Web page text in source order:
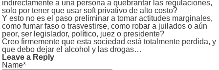
indirectamente a una persona a quebrantar las regulaciones,
solo por tener que usar soft privativo de alto costo?
Y esto no es el paso preliminar a tomar actitudes marginales,
como fumar faso o trasvestirse, como robar a juilados o aún
peor, ser legislador, político, juez o presidente?
Creo firmemente que esta sociedad está totalmente perdida, y
que debo dejar el alcohol y las drogas…
Leave a Reply
Name*